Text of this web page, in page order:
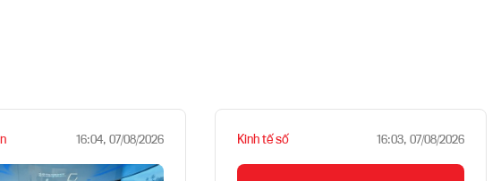
16:04, 07/08/2026 Kinh tế số 16:03, 07/08/2026